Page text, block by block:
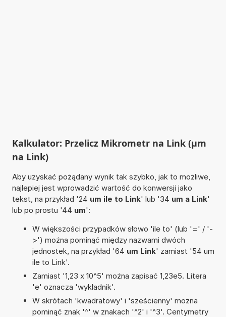
Kalkulator: Przelicz Mikrometr na Link (µm
na Link)
Aby uzyskać pożądany wynik tak szybko, jak to możliwe,
najlepiej jest wprowadzić wartość do konwersji jako
tekst, na przykład '24 um ile to Link' lub '34 um a Link'
lub po prostu '44 um':
W większości przypadków słowo 'ile to' (lub '=' / '-
>') można pominąć między nazwami dwóch
jednostek, na przykład '64 um Link' zamiast '54 um
ile to Link'.
Zamiast '1,23 x 10^5' można zapisać 1,23e5. Litera
'e' oznacza 'wykładnik'.
W skrótach 'kwadratowy' i 'sześcienny' można
pominąć znak '^' w znakach '^2' i '^3'. Centymetry